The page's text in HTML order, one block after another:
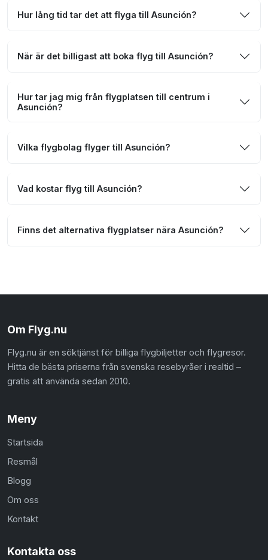
Hur lång tid tar det att flyga till Asunción?
När är det billigast att boka flyg till Asunción?
Hur tar jag mig från flygplatsen till centrum i
Asunción?
Vilka flygbolag flyger till Asunción?
Vad kostar flyg till Asunción?
Finns det alternativa flygplatser nära Asunción?
Om Flyg.nu
Flyg.nu är en söktjänst för billiga flygbiljetter och flygresor.
Hitta de bästa priserna från svenska resebyråer i realtid –
gratis att använda sedan 2010.
Meny
Startsida
Resmål
Blogg
Om oss
Kontakt
Kontakta oss